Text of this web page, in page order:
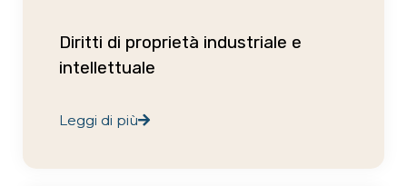
Diritti di proprietà industriale e
intellettuale
Leggi di più